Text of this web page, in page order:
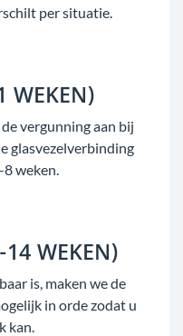
per situatie.
WEKEN)
vergunning aan bij
glasvezelverbinding
weken.
WEKEN)
is, maken we de
in orde zodat u
kan.